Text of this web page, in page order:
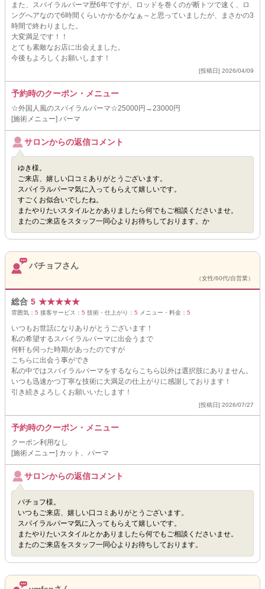
また、スパイラルパーマ歴6年ですが、ロッドを巻くのが断トツで速く、ロ
ングへアなので6時間くらいかかるかなぁ～と思っていましたが、まさかの3
時間で終わりました。
大変満足です！！
とても素敵なお店に出会えました。
今後もよろしくお願いします！
[投稿日] 2026/04/09
予約時のクーポン・メニュー
☆外国人風のスパイラルパーマ☆25000円→23000円
[施術メニュー] パーマ
サロンからの返信コメント
ゆき様。
ご来店、嬉しい口コミありがとうございます。
スパイラルパーマ気に入ってもらえて嬉しいです。
すごくお似合いでしたね。
またやりたいスタイルとかありましたら何でもご相談くださいませ。
またのご来店をスタッフ一同心よりお待ちしております。か
バチョフさん
（女性/60代/自営業）
総合 5 ★★★★★
雰囲気： 5 接客サービス： 5 技術・仕上がり： 5 メニュー・料金： 5
いつもお世話になりありがとうございます！
私の希望するスパイラルパーマに出会うまで
何軒も伺った時期があったのですが
こちらに出会う事ができ
私の中ではスパイラルパーマをするならこちら以外は選択肢にありません。
いつも迅速かつ丁寧な技術に大満足の仕上がりに感謝しております！
引き続きよろしくお願いいたします！
[投稿日] 2026/07/27
予約時のクーポン・メニュー
クーポン利用なし
[施術メニュー] カット、パーマ
サロンからの返信コメント
パチョフ様。
いつもご来店、嬉しい口コミありがとうございます。
スパイラルパーマ気に入ってもらえて嬉しいです。
またやりたいスタイルとかありましたら何でもご相談くださいませ。
またのご来店をスタッフ一同心よりお待ちしております。